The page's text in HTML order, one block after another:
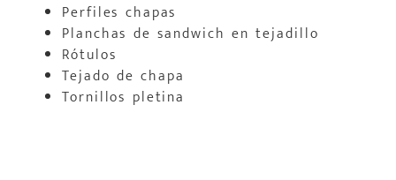
Perfiles chapas
Planchas de sandwich en tejadillo
Rótulos
Tejado de chapa
Tornillos pletina